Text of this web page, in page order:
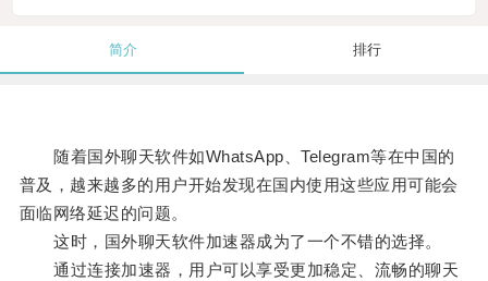
简介 排行
随着国外聊天软件如WhatsApp、Telegram等在中国的
普及，越来越多的用户开始发现在国内使用这些应用可能会
面临网络延迟的问题。
这时，国外聊天软件加速器成为了一个不错的选择。
通过连接加速器，用户可以享受更加稳定、流畅的聊天